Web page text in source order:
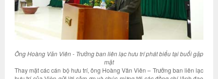
Ông Hoàng Văn Viên - Trưởng ban liên lạc hưu tríphát biểu tại buổi gặp
mặt
Thay mặt các cán bộ hưu trí, ông Hoàng Văn Viên – Trưởng ban liên lạc